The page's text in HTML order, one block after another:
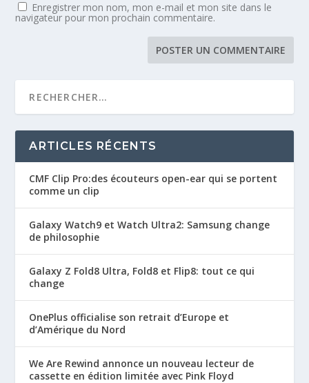
Enregistrer mon nom, mon e-mail et mon site dans le
navigateur pour mon prochain commentaire.
ARTICLES RÉCENTS
CMF Clip Pro:des écouteurs open-ear qui se portent
comme un clip
Galaxy Watch9 et Watch Ultra2: Samsung change
de philosophie
Galaxy Z Fold8 Ultra, Fold8 et Flip8: tout ce qui
change
OnePlus officialise son retrait d’Europe et
d’Amérique du Nord
We Are Rewind annonce un nouveau lecteur de
cassette en édition limitée avec Pink Floyd